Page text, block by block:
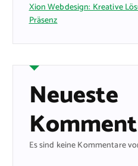
Xion Webdesign: Kreative
Präsenz
Neueste
Es sind keine Kommentare